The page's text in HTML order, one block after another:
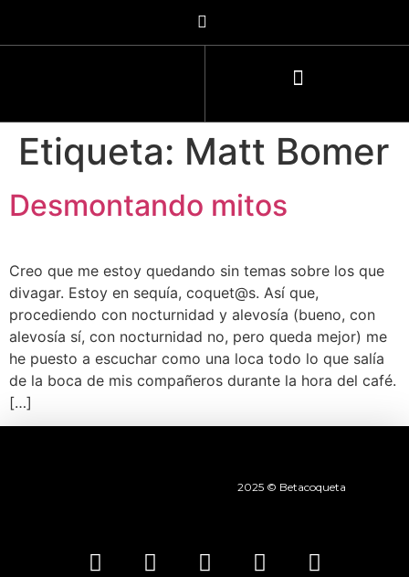
Etiqueta: Matt Bomer
Desmontando mitos
Creo que me estoy quedando sin temas sobre los que
divagar. Estoy en sequía, coquet@s. Así que,
procediendo con nocturnidad y alevosía (bueno, con
alevosía sí, con nocturnidad no, pero queda mejor) me
he puesto a escuchar como una loca todo lo que salía
de la boca de mis compañeros durante la hora del café.
[…]
2025 © Betacoqueta